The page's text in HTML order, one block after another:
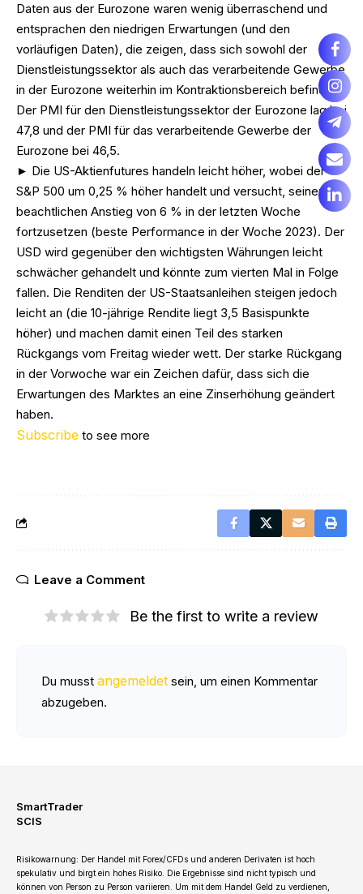
Daten aus der Eurozone waren wenig überraschend und
entsprachen den niedrigen Erwartungen (und den
vorläufigen Daten), die zeigen, dass sich sowohl der
Dienstleistungssektor als auch das verarbeitende Gewerbe
in der Eurozone weiterhin im Kontraktionsbereich befinden.
Der PMI für den Dienstleistungssektor der Eurozone lag bei
47,8 und der PMI für das verarbeitende Gewerbe der
Eurozone bei 46,5.
► Die US-Aktienfutures handeln leicht höher, wobei der
S&P 500 um 0,25 % höher handelt und versucht, seinen
beachtlichen Anstieg von 6 % in der letzten Woche
fortzusetzen (beste Performance in der Woche 2023). Der
USD wird gegenüber den wichtigsten Währungen leicht
schwächer gehandelt und könnte zum vierten Mal in Folge
fallen. Die Renditen der US-Staatsanleihen steigen jedoch
leicht an (die 10-jährige Rendite liegt 3,5 Basispunkte
höher) und machen damit einen Teil des starken
Rückgangs vom Freitag wieder wett. Der starke Rückgang
in der Vorwoche war ein Zeichen dafür, dass sich die
Erwartungen des Marktes an eine Zinserhöhung geändert
haben.
Subscribe to see more
Leave a Comment
Be the first to write a review
Du musst angemeldet sein, um einen Kommentar
abzugeben.
SmartTrader
SCIS
Risikowarnung: Der Handel mit Forex/CFDs und anderen Derivaten ist hoch
spekulativ und birgt ein hohes Risiko. Die Ergebnisse sind nicht typisch und
können von Person zu Person variieren. Um mit dem Handel Geld zu verdienen,